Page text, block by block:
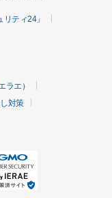
ティ24」
ラエ）
対策